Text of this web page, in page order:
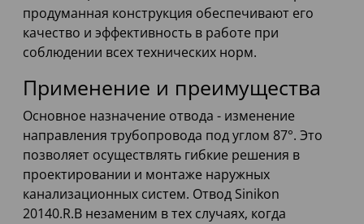
продуманная конструкция обеспечивают его
качество и эффективность в работе при
соблюдении всех технических норм.
Применение и преимущества
Основное назначение отвода - изменение
направления трубопровода под углом 87°. Это
позволяет осуществлять гибкие решения в
проектировании и монтаже наружных
канализационных систем. Отвод Sinikon
20140.R.B незаменим в тех случаях, когда